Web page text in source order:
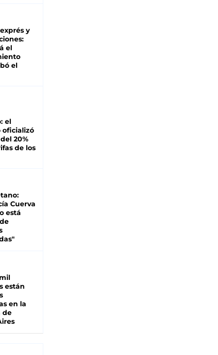
y
el
el
el
oficializó
20%
de los
Cuerva
está
están
en la
de